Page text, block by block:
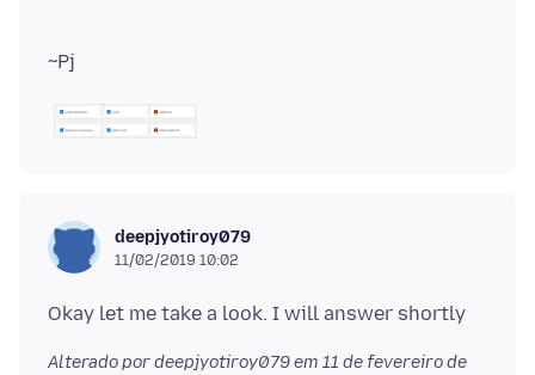
deepjyotiroy079
11/02/2019 10:02
Alterado por deepjyotiroy079 em 11 de fevereiro de